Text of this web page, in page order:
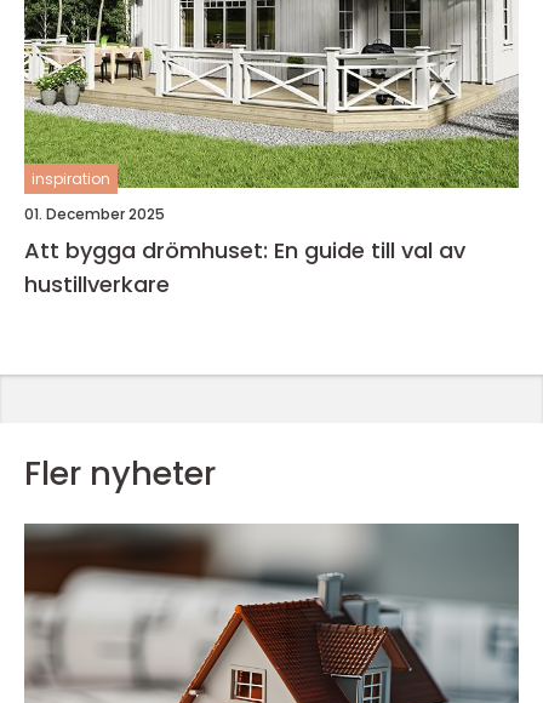
inspiration
01. December 2025
Att bygga drömhuset: En guide till val av
hustillverkare
Fler nyheter